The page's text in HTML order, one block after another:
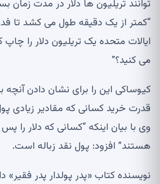
توانند تریلیون ها دلار در مدت زمان
“کمتر از یک دقیقه طول می کشد تا
ایالات متحده یک تریلیون دلار را چاپ
می کنید؟”
کیوساکی این را برای نشان دادن
قدرت خرید کسانی که مقادیر زیادی
وی با بیان اینکه “کسانی که دلار را پس
هستند” افزود: پول نقد زباله است.
نویسنده کتاب «پدر پولدار پدر